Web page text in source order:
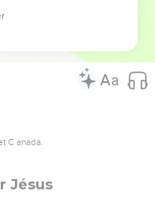
avec elle jusqu'à
C anada.
Jésus